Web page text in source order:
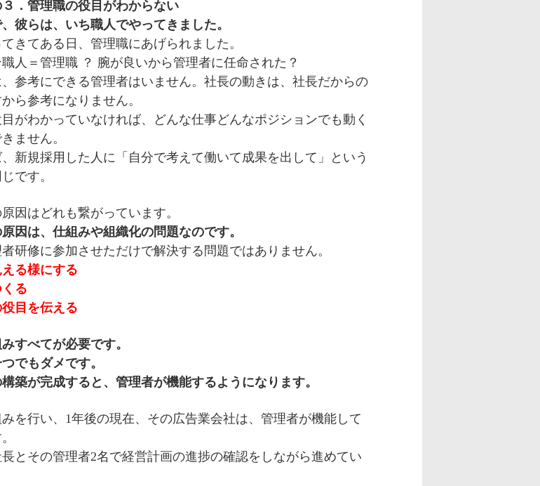
．管理職の役目がわからない
彼らは、いち職人でやってきました。
きてある日、管理職にあげられました。
人＝管理職 ？ 腕が良いから管理者に任命された？
参考にできる管理者はいません。社長の動きは、社長だからの
ら参考になりません。
がわかっていなければ、どんな仕事どんなポジションでも動く
ません。
新規採用した人に「自分で考えて働いて成果を出して」という
です。
因はどれも繋がっています。
因は、仕組みや組織化の問題なのです。
研修に参加させただけで解決する問題ではありません。
る様にする
る
目を伝える
すべてが必要です。
でもダメです。
築が完成すると、管理者が機能するようになります。
を行い、1年後の現在、その広告業会社は、管理者が機能して
とその管理者2名で経営計画の進捗の確認をしながら進めてい